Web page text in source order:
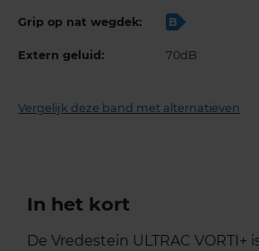
Grip op nat wegdek: B
Extern geluid: 70dB
Vergelijk deze band met alternatieven
In het kort
De Vredestein ULTRAC VORTI+